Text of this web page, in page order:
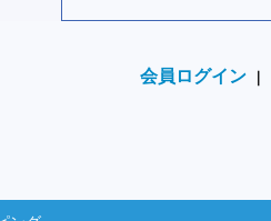
会員ログイン